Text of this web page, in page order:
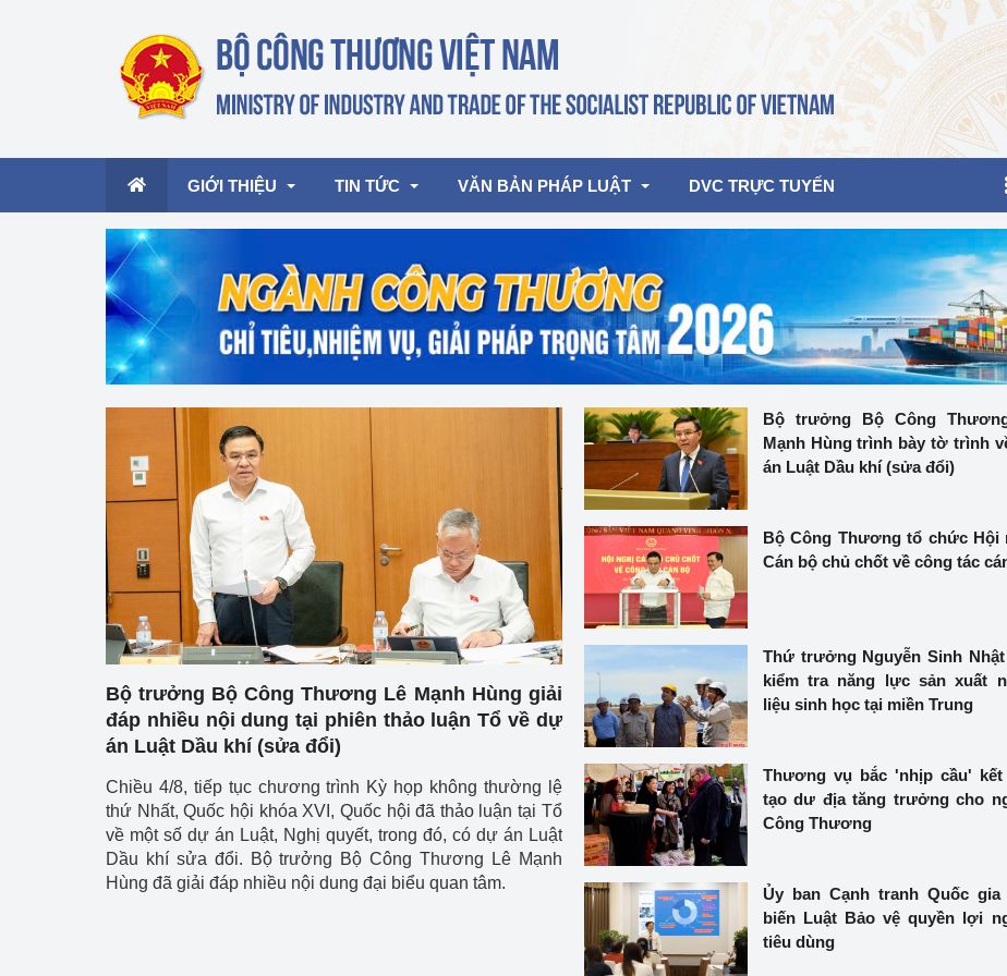
GIỚI THIỆU
Lãnh đạo Bộ
Chức năng nhiệm vụ
Cơ cấu tổ chức
TIN TỨC
Hoạt động
Hoạt động của lãnh đạo Đảng, Nhà
nước
Hoạt động của Lãnh đạo Bộ
Hoạt động của các đơn vị
Giải thưởng Công nghiệp, Thương
mại, Dịch vụ Việt Nam 2026
Công Thương 57
Hoạt động của Bộ trưởng
Công Thương - Công luận
Thông cáo báo chí
Điểm báo
Chuyển đổi số
Lịch sử phát triển
Bản tin Thị trường Nông Lâm Thủy sản
Phát triển nguồn nhân lực
Phát triển bền vững
Tổ chức kiểm định
Tổ chức kiểm định kỹ thuật an toàn lao
động thuộc thẩm quyền quản lý của
Bộ Công Thương
Tổ chức được cấp GCN đăng ký, hoạt
động kiểm định thiết bị, dụng cụ điện
làm việc ở môi trường không có nguy
hiểm khí, bụi nổ
Văn hóa ngành Công Thương
Tái cơ cấu ngành Công Thương
Sử dụng năng lượng tiết kiệm và
Hiệu quả năng lượng
VĂN BẢN PHÁP LUẬT
Văn bản pháp quy
Văn bản điều hành
Văn bản hợp nhất
DVC TRỰC TUYẾN
Bộ trưởng Bộ Công Thương Lê Mạnh Hùng giải
đáp nhiều nội dung tại phiên thảo luận Tổ về dự
án Luật Dầu khí (sửa đổi)
Chiều 4/8, tiếp tục chương trình Kỳ họp không thường lệ
thứ Nhất, Quốc hội khóa XVI, Quốc hội đã thảo luận tại Tổ
về một số dự án Luật, Nghị quyết, trong đó, có dự án Luật
Dầu khí sửa đổi. Bộ trưởng Bộ Công Thương Lê Mạnh
Hùng đã giải đáp nhiều nội dung đại biểu quan tâm.
Bộ trưởng Bộ Công
Mạnh Hùng trình bày tờ trình
án Luật Dầu khí (sửa đổi)
Bộ Công Thương tổ chức Hội
Cán bộ chủ chốt về công tác
Thứ trưởng Nguyễn Sinh Nhật
kiểm tra năng lực sản xuất
liệu sinh học tại miền Trung
Thương vụ bắc 'nhịp cầu' kết
tạo dư địa tăng trưởng cho
Công Thương
Ủy ban Cạnh tranh Quốc gia
biến Luật Bảo vệ quyền lợi
tiêu dùng